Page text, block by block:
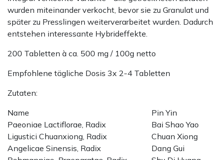
wurden miteinander verkocht, bevor sie zu Granulat und
später zu Presslingen weiterverarbeitet wurden. Dadurch
entstehen interessante Hybrideffekte.
200 Tabletten à ca. 500 mg / 100g netto
Empfohlene tägliche Dosis 3x 2-4 Tabletten
Zutaten:
Name
Pin Yin
Paeoniae Lactiflorae, Radix
Bai Shao Yao
Ligustici Chuanxiong, Radix
Chuan Xiong
Angelicae Sinensis, Radix
Dang Gui